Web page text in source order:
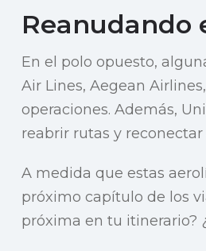
Reanudando
En el polo opuesto,
Air Lines, Aegean
operaciones. Además,
reabrir rutas y
A medida que estas
próximo capítulo de los
próxima en tu itinerario?